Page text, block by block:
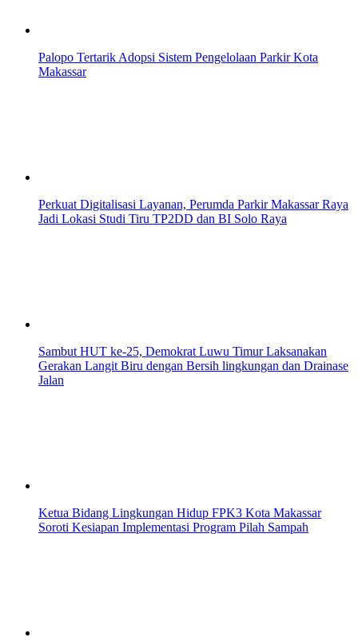
Palopo Tertarik Adopsi Sistem Pengelolaan Parkir Kota
Makassar
Perkuat Digitalisasi Layanan, Perumda Parkir Makassar Raya
Jadi Lokasi Studi Tiru TP2DD dan BI Solo Raya
Sambut HUT ke-25, Demokrat Luwu Timur Laksanakan
Gerakan Langit Biru dengan Bersih lingkungan dan Drainase
Jalan
Ketua Bidang Lingkungan Hidup FPK3 Kota Makassar
Soroti Kesiapan Implementasi Program Pilah Sampah